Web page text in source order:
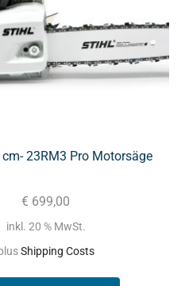
23RM3 Pro Motorsäge
€ 699,00
inkl. 20 % MwSt.
Shipping Costs